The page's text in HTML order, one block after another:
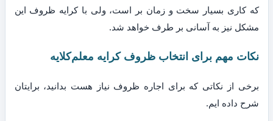
که کاری بسیار سخت و زمان بر است، ولی با کرایه ظروف این
مشکل نیز به آسانی بر طرف خواهد شد.
نکات مهم برای انتخاب ظروف کرایه معلم‌کلایه
برخی از نکاتی که برای اجاره ظروف نیاز هست بدانید، برایتان
شرح داده ایم.